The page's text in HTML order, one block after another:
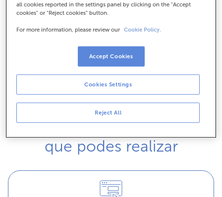
Acceso á banca electrónica
No teño claves: contratar
Operacións principais
que podes realizar
all cookies reported in the settings panel by clicking on the "Accept
cookies" or "Reject cookies" button.
For more information, please review our Cookie Policy.
Reject All
Cookies Settings
Accept Cookies